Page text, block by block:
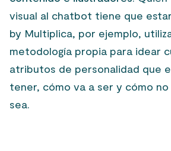
visual al chatbot tiene que
by Multiplica, por ejemplo,
metodología propia para idear
atributos de personalidad que
tener, cómo va a ser y cómo
sea.